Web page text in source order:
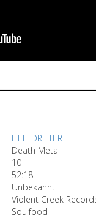
HELLDRIFTER
Death Metal
10
52:18
Unbekannt
Violent Creek
Soulfood